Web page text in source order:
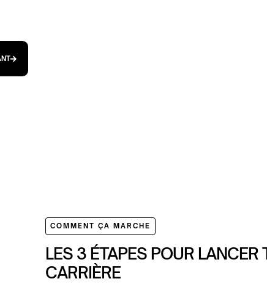
COMMENT ÇA MARCHE
LES 3 ÉTAPES POUR LANCER
CARRIÈRE